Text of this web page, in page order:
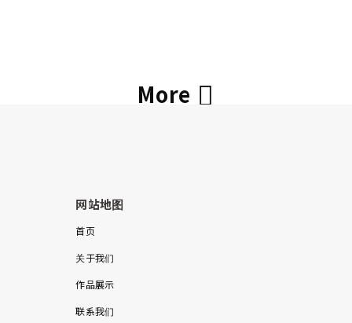
More
网站地图
首页
关于我们
作品展示
联系我们